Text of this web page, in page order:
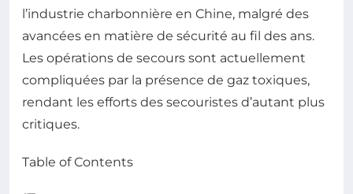
l’industrie charbonnière en Chine, malgré des
avancées en matière de sécurité au fil des ans.
Les opérations de secours sont actuellement
compliquées par la présence de gaz toxiques,
rendant les efforts des secouristes d’autant plus
critiques.
Table of Contents